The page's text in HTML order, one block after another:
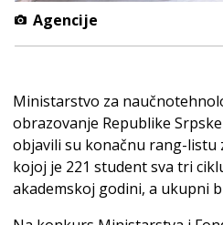
Agencije
Ministarstvo za
obrazovanje Republike Srpske
objavili su konačnu rang-listu
kojoj je 221 student sva tri
akademskoj godini, a ukupni